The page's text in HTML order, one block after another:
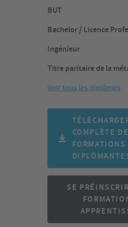
BUT
Bachelor / Licence
Ingénieur
Titre paritaire de la
Voir tous les diplômes
COMPLÈTE DE
FORMATIONS
SE